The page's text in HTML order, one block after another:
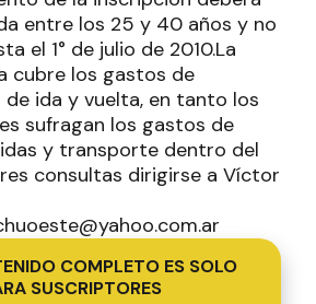
entre los 25 y 40 años y no
el 1° de julio de 2010.La
cubre los gastos de
ida y vuelta, en tanto los
sufragan los gastos de
y transporte dentro del
consultas dirigirse a Víctor
COMPLETO ES SOLO
SUSCRIPTORES